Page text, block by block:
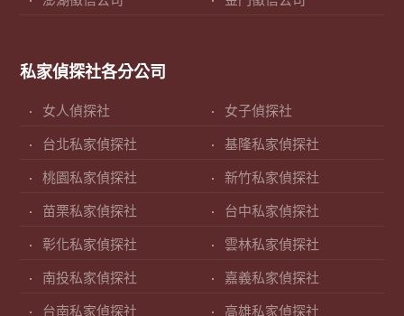
私家偵探社各分公司
女人偵探社 女子偵探社
台北私家偵探社 基隆私家偵探社
桃園私家偵探社 新竹私家偵探社
苗栗私家偵探社 台中私家偵探社
彰化私家偵探社 雲林私家偵探社
南投私家偵探社 嘉義私家偵探社
台南私家偵探社 高雄私家偵探社